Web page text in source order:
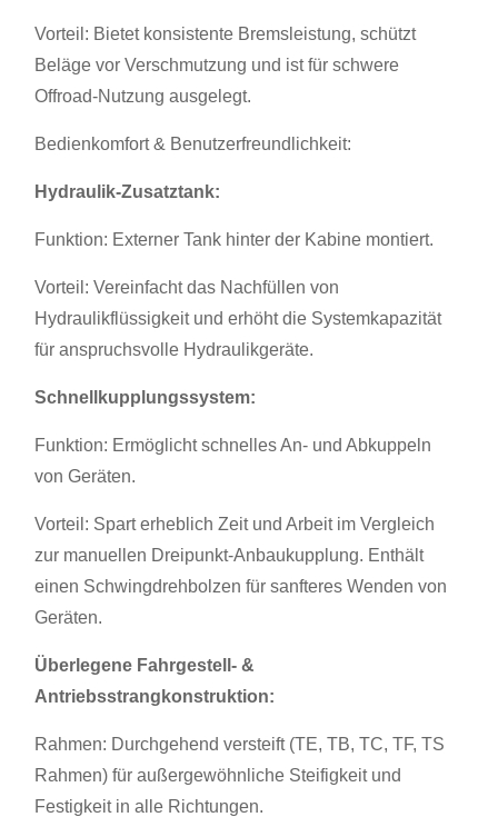
Vorteil: Bietet konsistente Bremsleistung, schützt
Beläge vor Verschmutzung und ist für schwere
Offroad-Nutzung ausgelegt.
Bedienkomfort & Benutzerfreundlichkeit:
Hydraulik-Zusatztank:
Funktion: Externer Tank hinter der Kabine montiert.
Vorteil: Vereinfacht das Nachfüllen von
Hydraulikflüssigkeit und erhöht die Systemkapazität
für anspruchsvolle Hydraulikgeräte.
Schnellkupplungssystem:
Funktion: Ermöglicht schnelles An- und Abkuppeln
von Geräten.
Vorteil: Spart erheblich Zeit und Arbeit im Vergleich
zur manuellen Dreipunkt-Anbaukupplung. Enthält
einen Schwingdrehbolzen für sanfteres Wenden von
Geräten.
Überlegene Fahrgestell- &
Antriebsstrangkonstruktion:
Rahmen: Durchgehend versteift (TE, TB, TC, TF, TS
Rahmen) für außergewöhnliche Steifigkeit und
Festigkeit in alle Richtungen.